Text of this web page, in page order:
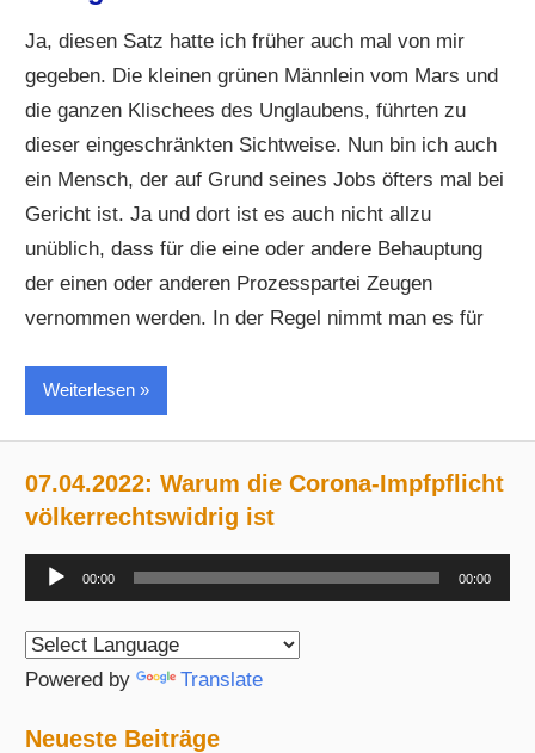
Ja, diesen Satz hatte ich früher auch mal von mir
gegeben. Die kleinen grünen Männlein vom Mars und
die ganzen Klischees des Unglaubens, führten zu
dieser eingeschränkten Sichtweise. Nun bin ich auch
ein Mensch, der auf Grund seines Jobs öfters mal bei
Gericht ist. Ja und dort ist es auch nicht allzu
unüblich, dass für die eine oder andere Behauptung
der einen oder anderen Prozesspartei Zeugen
vernommen werden. In der Regel nimmt man es für
Weiterlesen
07.04.2022: Warum die Corona-Impfpflicht
völkerrechtswidrig ist
Audio-
Player
00:00 00:00
Powered by Translate
Neueste Beiträge